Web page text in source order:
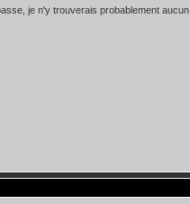
je n'y trouverais probablement aucun